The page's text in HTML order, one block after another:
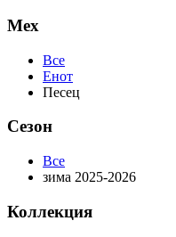
Мех
Все
Енот
Песец
Сезон
Все
зима 2025-2026
Коллекция